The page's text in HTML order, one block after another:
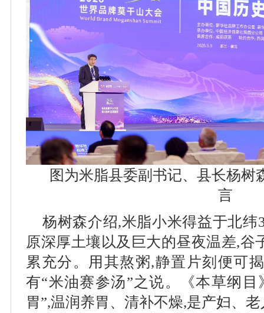
图为米脂县委副书记、县长杨树
言
杨树森介绍,米脂小米得益于北
原深厚土壤以及巨大的昼夜温差,谷
累充分。用其熬粥,静置片刻便可
有“米油赛参汤”之说。《本草纲
胃”,温润养胃、清补不燥,是产妇、